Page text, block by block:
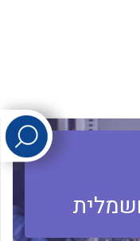
לכל מוצרי היצרן